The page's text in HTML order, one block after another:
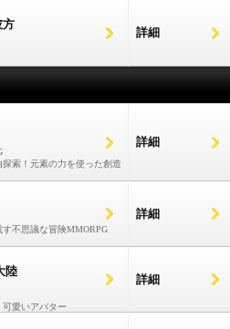
方
詳細
索！元素の力を使った創造
詳細
不思議な冒険MMORPG
詳細
陸
愛いアバター
詳細